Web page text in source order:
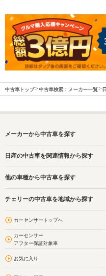
中古車トップ 中古車検索：メーカー一覧
メーカーから中古車を探す
日産の中古車を関連情報から探す
他の車種から中古車を探す
チェリーの中古車を地域から探す
カーセンサートップへ
カーセンサー
アフター保証対象車
お気に入り